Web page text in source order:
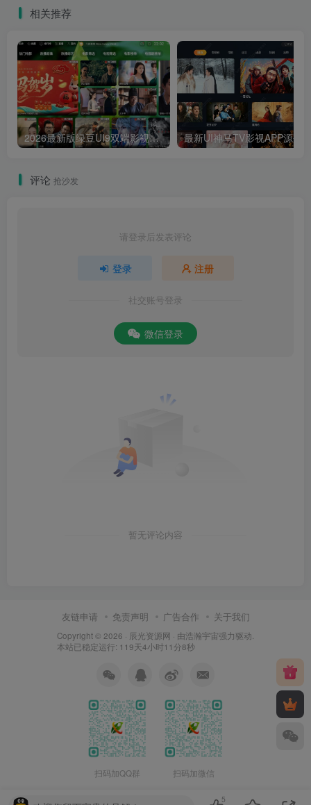
相关推荐
2026最新版绿豆UI9双端影视APP源码
评论 抢沙发
请登录后发表评论
登录 注册
社交账号登录
微信登录
暂无评论内容
友链申请 免责声明 广告合作 关于我们
Copyright © 2026 · 辰光资源网 · 由浩瀚宇宙强力驱动.
本站已稳定运行: 119天4小时11分8秒
扫码加QQ群 扫码加微信
5